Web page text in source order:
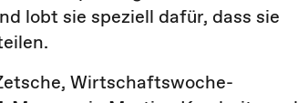
lobt sie speziell dafür, dass sie
Wirtschaftswoche-